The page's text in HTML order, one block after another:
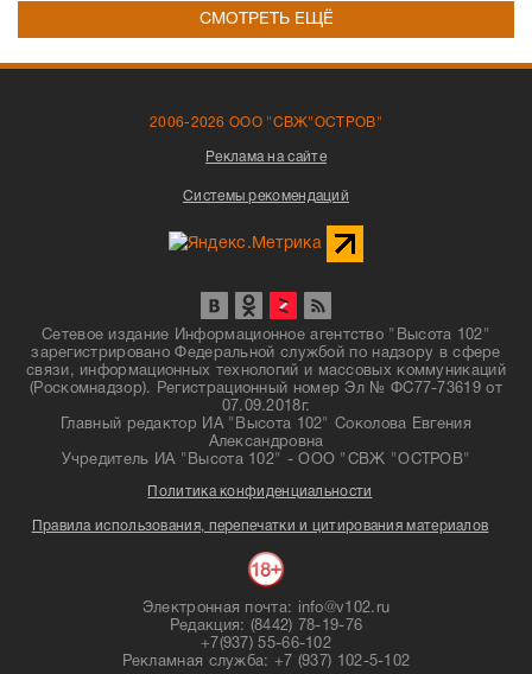
СМОТРЕТЬ ЕЩЁ
2006-2026 ООО "СВЖ"ОСТРОВ"
Реклама на сайте
Системы рекомендаций
Сетевое издание Информационное агентство "Высота 102"
зарегистрировано Федеральной службой по надзору в сфере
связи, информационных технологий и массовых коммуникаций
(Роскомнадзор). Регистрационный номер Эл № ФС77-73619 от
07.09.2018г.
Главный редактор ИА "Высота 102" Соколова Евгения
Александровна
Учредитель ИА "Высота 102" - ООО "СВЖ "ОСТРОВ"
Политика конфиденциальности
Правила использования, перепечатки и цитирования материалов
Электронная почта: info@v102.ru
Редакция: (8442) 78-19-76
+7(937) 55-66-102
Рекламная служба: +7 (937) 102-5-102